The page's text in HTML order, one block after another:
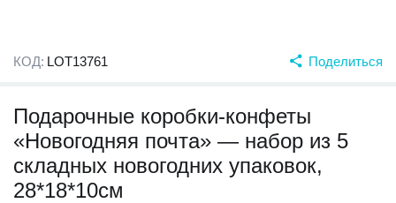
КОД: LOT13761 Поделиться
Подарочные коробки-конфеты
«Новогодняя почта» — набор из 5
складных новогодних упаковок,
28*18*10см